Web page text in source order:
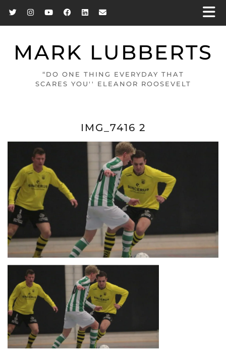
MARK LUBBERTS
“DO ONE THING EVERYDAY THAT
SCARES YOU'' ELEANOR ROOSEVELT
IMG_7416 2